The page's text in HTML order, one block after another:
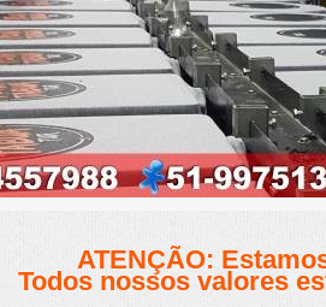
ATENÇÃO:
Todos nossos valores